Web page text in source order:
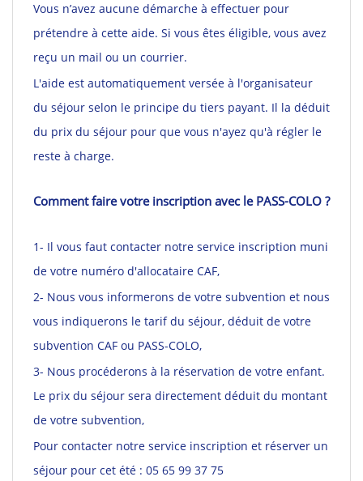
Vous n’avez aucune démarche à effectuer pour
prétendre à cette aide. Si vous êtes éligible, vous avez
reçu un mail ou un courrier.
L'aide est automatiquement versée à l'organisateur
du séjour selon le principe du tiers payant. Il la déduit
du prix du séjour pour que vous n'ayez qu'à régler le
reste à charge.
Comment faire votre inscription avec le PASS-COLO ?
1- Il vous faut contacter notre service inscription muni
de votre numéro d'allocataire CAF,
2- Nous vous informerons de votre subvention et nous
vous indiquerons le tarif du séjour, déduit de votre
subvention CAF ou PASS-COLO,
3- Nous procéderons à la réservation de votre enfant.
Le prix du séjour sera directement déduit du montant
de votre subvention,
Pour contacter notre service inscription et réserver un
séjour pour cet été : 05 65 99 37 75